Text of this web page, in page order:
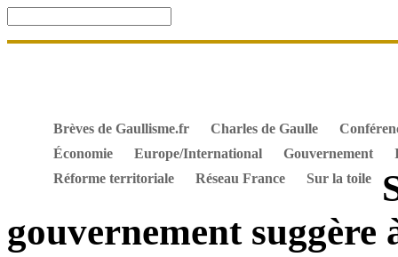
Brèves de Gaullisme.fr
Charles de Gaulle
Économie
Europe/International Gouvernement
Réforme territoriale
Réseau France Sur la toile
gouvernement suggère